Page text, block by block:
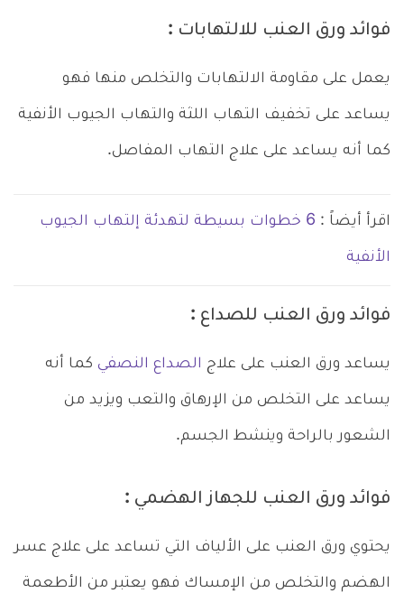
فوائد ورق العنب للالتهابات :
يعمل على مقاومة الالتهابات والتخلص منها فهو
يساعد على تخفيف التهاب اللثة والتهاب الجيوب الأنفية
كما أنه يساعد على علاج التهاب المفاصل.
اقرأ أيضاً : 6 خطوات بسيطة لتهدئة إلتهاب الجيوب
الأنفية
فوائد ورق العنب للصداع :
يساعد ورق العنب على علاج الصداع النصفي كما أنه
يساعد على التخلص من الإرهاق والتعب ويزيد من
الشعور بالراحة وينشط الجسم.
فوائد ورق العنب للجهاز الهضمي :
يحتوي ورق العنب على الألياف التي تساعد على علاج عسر
الهضم والتخلص من الإمساك فهو يعتبر من الأطعمة